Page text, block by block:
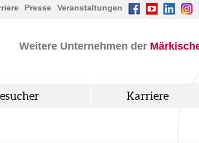
Presse Veranstaltungen
Weitere Unternehmen der
Karriere